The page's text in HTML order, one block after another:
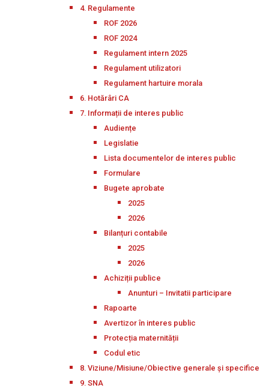
4. Regulamente
ROF 2026
ROF 2024
Regulament intern 2025
Regulament utilizatori
Regulament hartuire morala
6. Hotărâri CA
7. Informații de interes public
Audiențe
Legislatie
Lista documentelor de interes public
Formulare
Bugete aprobate
2025
2026
Bilanțuri contabile
2025
2026
Achiziții publice
Anunturi – Invitatii participare
Rapoarte
Avertizor în interes public
Protecția maternității
Codul etic
8. Viziune/Misiune/Obiective generale și specifice
9. SNA